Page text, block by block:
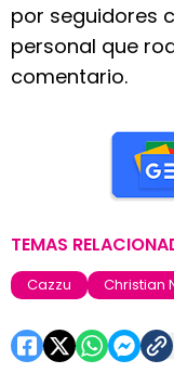
por seguidores
personal que
comentario.
TEMAS
Cazzu Christian